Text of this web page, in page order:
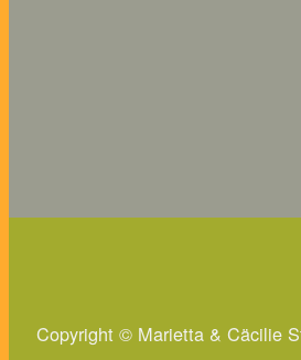
Copyright © Marietta & Cäcilie